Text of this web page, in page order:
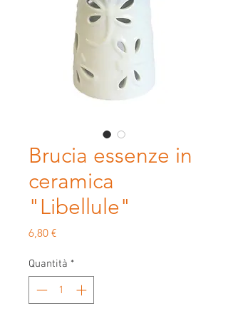
Brucia essenze in
ceramica
"Libellule"
6,80 €Prezzo
Quantità *